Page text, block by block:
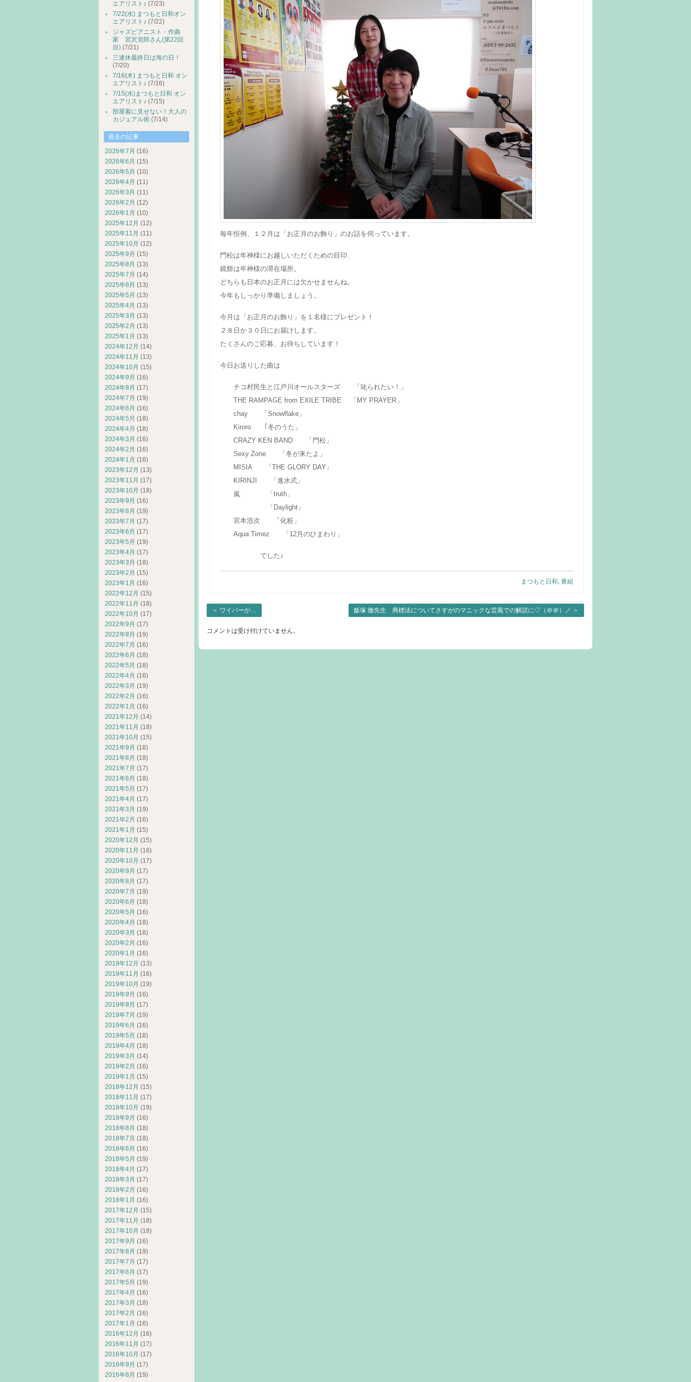
毎年恒例、１２月は「お正月のお飾り」のお話を伺っています。
門松は年神様にお越しいただくための目印、
鏡餅は年神様の滞在場所。
どちらも日本のお正月には欠かせませんね。
今年もしっかり準備しましょう。
今月は「お正月のお飾り」を１名様にプレゼント！
２８日か３０日にお届けします。
たくさんのご応募、お待ちしています！
今日お送りした曲は
チコ村民生と江戸川オールスターズ 「叱られたい！」
THE RAMPAGE from EXILE TRIBE 「MY PRAYER」
chay 「Snowflake」
Kiroro ｢冬のうた」
CRAZY KEN BAND 「門松」
Sexy Zone 「冬が来たよ」
MISIA 「THE GLORY DAY」
KIRINJI 「進水式」
嵐 「truth」
「Daylight」
宮本浩次 「化粧」
Aqua Timez 「12月のひまわり」
でした♪
まつもと日和, 番組
＜ ワイパーが… 飯塚 徹先生 商標法についてさすがのマニックな芸風での解説に♡（＠＠）／ ＞
コメントは受け付けていません。
エアリスト♪ (7/23)
7/22(水) まつもと日和オン
エアリスト♪ (7/22)
ジャズピアニスト・作曲
家 宮沢克郎さん(第22回
目) (7/21)
三連休最終日は海の日！
(7/20)
7/16(木) まつもと日和 オン
エアリスト♪ (7/16)
7/15(水)まつもと日和 オン
エアリスト♪ (7/15)
部屋着に見せない！大人の
カジュアル術 (7/14)
過去の記事
2026年7月 (16)
2026年6月 (15)
2026年5月 (10)
2026年4月 (11)
2026年3月 (11)
2026年2月 (12)
2026年1月 (10)
2025年12月 (12)
2025年11月 (11)
2025年10月 (12)
2025年9月 (15)
2025年8月 (13)
2025年7月 (14)
2025年6月 (13)
2025年5月 (13)
2025年4月 (13)
2025年3月 (13)
2025年2月 (13)
2025年1月 (13)
2024年12月 (14)
2024年11月 (13)
2024年10月 (15)
2024年9月 (16)
2024年8月 (17)
2024年7月 (19)
2024年6月 (16)
2024年5月 (18)
2024年4月 (18)
2024年3月 (16)
2024年2月 (16)
2024年1月 (16)
2023年12月 (13)
2023年11月 (17)
2023年10月 (18)
2023年9月 (16)
2023年8月 (19)
2023年7月 (17)
2023年6月 (17)
2023年5月 (19)
2023年4月 (17)
2023年3月 (18)
2023年2月 (15)
2023年1月 (16)
2022年12月 (15)
2022年11月 (18)
2022年10月 (17)
2022年9月 (17)
2022年8月 (19)
2022年7月 (16)
2022年6月 (18)
2022年5月 (18)
2022年4月 (16)
2022年3月 (19)
2022年2月 (16)
2022年1月 (16)
2021年12月 (14)
2021年11月 (18)
2021年10月 (15)
2021年9月 (18)
2021年8月 (18)
2021年7月 (17)
2021年6月 (18)
2021年5月 (17)
2021年4月 (17)
2021年3月 (19)
2021年2月 (16)
2021年1月 (15)
2020年12月 (15)
2020年11月 (16)
2020年10月 (17)
2020年9月 (17)
2020年8月 (17)
2020年7月 (19)
2020年6月 (18)
2020年5月 (16)
2020年4月 (18)
2020年3月 (18)
2020年2月 (16)
2020年1月 (16)
2019年12月 (13)
2019年11月 (16)
2019年10月 (19)
2019年9月 (16)
2019年8月 (17)
2019年7月 (19)
2019年6月 (16)
2019年5月 (18)
2019年4月 (18)
2019年3月 (14)
2019年2月 (16)
2019年1月 (15)
2018年12月 (15)
2018年11月 (17)
2018年10月 (19)
2018年9月 (16)
2018年8月 (18)
2018年7月 (18)
2018年6月 (16)
2018年5月 (19)
2018年4月 (17)
2018年3月 (17)
2018年2月 (16)
2018年1月 (16)
2017年12月 (15)
2017年11月 (18)
2017年10月 (18)
2017年9月 (16)
2017年8月 (19)
2017年7月 (17)
2017年6月 (17)
2017年5月 (19)
2017年4月 (16)
2017年3月 (18)
2017年2月 (16)
2017年1月 (16)
2016年12月 (16)
2016年11月 (17)
2016年10月 (17)
2016年9月 (17)
2016年8月 (19)